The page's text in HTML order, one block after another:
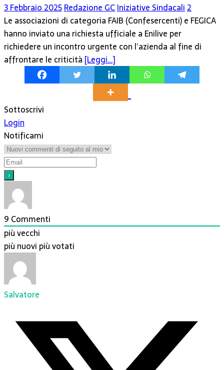
3 Febbraio 2025Redazione GCIniziative Sindacali 2
Le associazioni di categoria FAIB (Confesercenti) e FEGICA
hanno inviato una richiesta ufficiale a Enilive per
richiedere un incontro urgente con l’azienda al fine di
affrontare le criticità [Leggi…]
Sottoscrivi
Login
Notificami
9 Commenti
più vecchi
più nuovi più votati
Salvatore